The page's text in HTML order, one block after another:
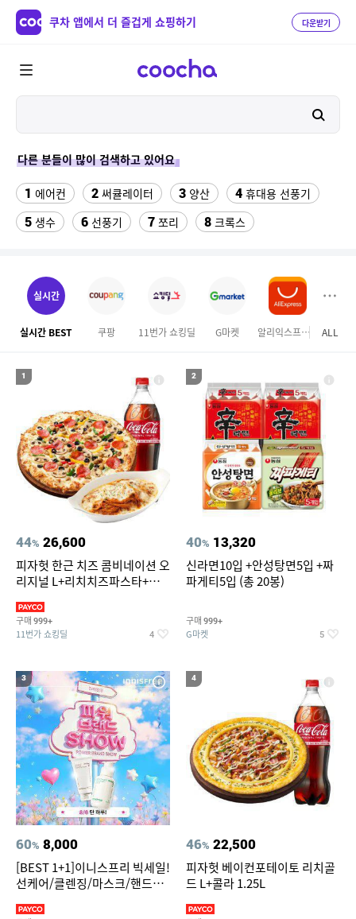
쿠차 앱에서 더 즐겁게 쇼핑하기 다운받기
다른 분들이 많이 검색하고 있어요
1 에어컨 2 써큘레이터 3 양산 4 휴대용 선풍기
5 생수 6 선풍기 7 쪼리 8 크록스
10 시마노 플레이즈 4000전동릴 실외기없는 에어컨
12 생리팬티 수향미쌀10kg
15 열무김치 16 논가스 용접기 중고 g7
계곡 글램핑
ALL
실시간
실시간 BEST 쿠팡 11번가 쇼킹딜 G마켓 알리익스프레스 하이
1
44% 26,600
피자헛 한근 치즈 콤비네이션 오
리지널 L+리치치즈파스타+콜
구매 999+
11번가 쇼킹딜 4
2
40% 13,320
신라면10입 +안성탕면5입 +짜
파게티5입 (총 20봉)
구매 999+
G마켓 5
3
60% 8,000
[BEST 1+1]이니스프리 빅세일!
선케어/클렌징/마스크/핸드크
4
46% 22,500
피자헛 베이컨포테이토 리치골
드 L+콜라 1.25L